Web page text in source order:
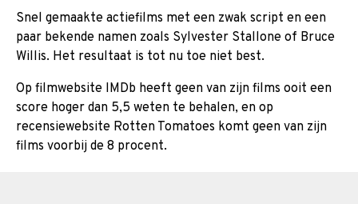
Snel gemaakte actiefilms met een zwak script en een
paar bekende namen zoals Sylvester Stallone of Bruce
Willis. Het resultaat is tot nu toe niet best.
Op filmwebsite IMDb heeft geen van zijn films ooit een
score hoger dan 5,5 weten te behalen, en op
recensiewebsite Rotten Tomatoes komt geen van zijn
films voorbij de 8 procent.